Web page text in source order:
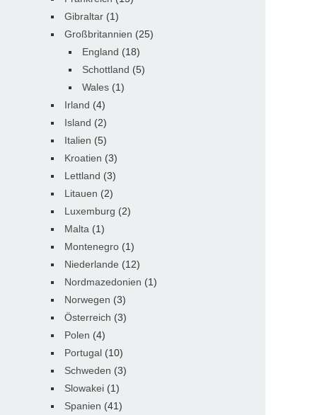
Gibraltar (1)
Großbritannien (25)
England (18)
Schottland (5)
Wales (1)
Irland (4)
Island (2)
Italien (5)
Kroatien (3)
Lettland (3)
Litauen (2)
Luxemburg (2)
Malta (1)
Montenegro (1)
Niederlande (12)
Nordmazedonien (1)
Norwegen (3)
Österreich (3)
Polen (4)
Portugal (10)
Schweden (3)
Slowakei (1)
Spanien (41)